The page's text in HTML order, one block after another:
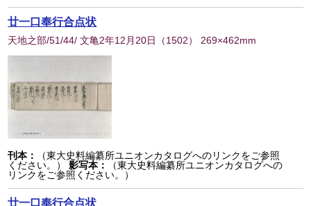
廿一口奉行合点状
天地之部/51/44/ 文亀2年12月20日 （1502） 269×462mm
刊本：
（東大史料編纂所ユニオンカタログへのリンクをご参照
ください。）
影写本：
（東大史料編纂所ユニオンカタログへの
リンクをご参照ください。）
廿一口奉行合点状